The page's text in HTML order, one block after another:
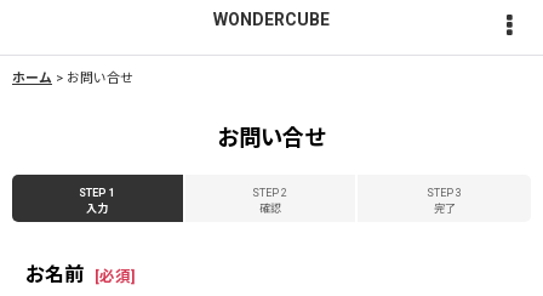
WONDERCUBE
ホーム > お問い合せ
お問い合せ
STEP 1
入力
STEP 2
確認
STEP 3
完了
お名前 [必須]